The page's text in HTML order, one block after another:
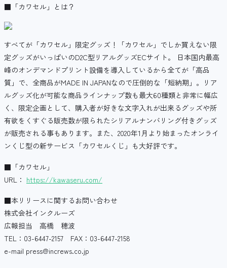
■「カワセル」とは？
すべてが「カワセル」限定グッズ！「カワセル」でしか買えない限
定グッズがいっぱいのD2C型リアルグッズECサイト。 日本国内最高
峰のオンデマンドプリント設備を導入しているから全てが「高品
質」で、全商品がMADE IN JAPANなので圧倒的な「短納期」。リア
ルグッズ化が可能な商品ラインナップ数も最大60種類と非常に幅広
く、限定企画として、購入者が好きな文字入れが出来るグッズや所
有欲をくすぐる販売数が限られたシリアルナンバリング付きグッズ
が販売される事もあります。また、2020年1月より始まったオンライ
ンくじ型の新サービス「カワセルくじ」も大好評です。
■「カワセル」
URL： https://kawaseru.com/
■本リリースに関するお問い合わせ
株式会社インクルーズ
広報担当 高橋 穂波
TEL：03-6447-2157 FAX：03-6447-2158
e-mail press@increws.co.jp